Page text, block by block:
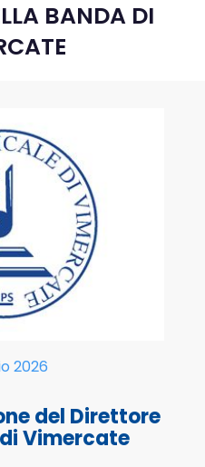
BANDA DI
2026
del Direttore
Vimercate